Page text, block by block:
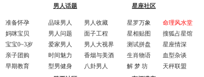
准备怀孕
妈咪宝贝
宝宝0~3岁
亲子团购
早期教育
男人话题
品味男人
男人收藏
男人问题
面子工程
爱家男人
男人大视界
时间魅力
香烟与美酒
型男健身
八卦男人
星座社区
星罗万象
命理风水堂
星相贴图
搜狐占星馆
测试拼盘
星座情深
生肖物语
血型杂谈
解 梦 坊
天秤联盟